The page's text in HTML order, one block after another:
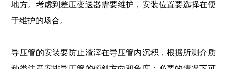
地方。考虑到差压变送器需要维护，安装位置要选择在便
于维护的场合。
导压管的安装要防止渣滓在导压管内沉积，根据所测介质